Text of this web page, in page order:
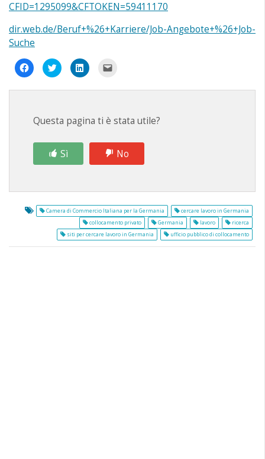
CFID=1295099&CFTOKEN=59411170
dir.web.de/Beruf+%26+Karriere/Job-Angebote+%26+Job-
Suche
Fai
clic
apre
in
finestra)
Fai
clic
apre
nuova
finestra)
Fai
clic
apre
nuova
finestra)
un
amico
mail
(Si
apre
in
Questa pagina ti è stata utile?
Sì No
Camera di Commercio Italiana per la Germania
cercare lavoro in Germania
collocamento privato
Germania lavoro
ricerca
siti per cercare lavoro in Germania
ufficio pubblico di collocamento